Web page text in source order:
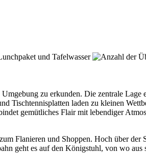
zu erkunden. Die zentrale
laden zu kleinen
gemütliches Flair mit lebendiger
Flanieren und Shoppen. Hoch über der
geht es auf den Königstuhl, von wo